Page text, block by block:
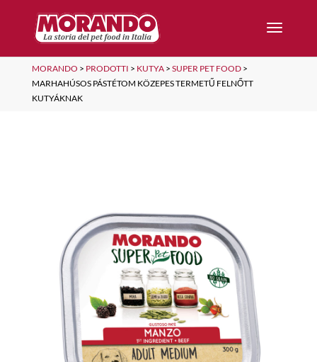
MORANDO > PRODOTTI > KUTYA> SUPER PET FOOD>
MARHAHÚSOS PÁSTÉTOM KÖZEPES TERMETŰ FELNŐTT
KUTYÁKNAK